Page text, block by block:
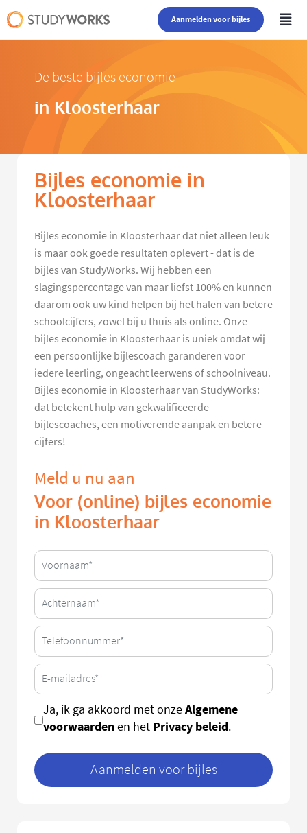
Aanmelden voor bijles
De beste bijles economie
in Kloosterhaar
Bijles economie in
Kloosterhaar
Bijles economie in Kloosterhaar dat niet alleen leuk
is maar ook goede resultaten oplevert - dat is de
bijles van StudyWorks. Wij hebben een
slagingspercentage van maar liefst 100% en kunnen
daarom ook uw kind helpen bij het halen van betere
schoolcijfers, zowel bij u thuis als online. Onze
bijles economie in Kloosterhaar is uniek omdat wij
een persoonlijke bijlescoach garanderen voor
iedere leerling, ongeacht leerwens of schoolniveau.
Bijles economie in Kloosterhaar van StudyWorks:
dat betekent hulp van gekwalificeerde
bijlescoaches, een motiverende aanpak en betere
cijfers!
Meld u nu aan
Voor (online) bijles economie
in Kloosterhaar
Ja, ik ga akkoord met onzeAlgemene
voorwaardenen het Privacy beleid.
Aanmelden voor bijles